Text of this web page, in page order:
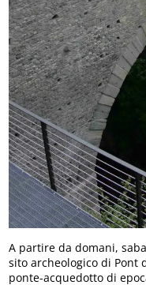
A partire da domani,
sito archeologico di Pont
ponte-acquedotto di